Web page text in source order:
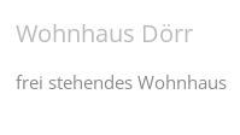
Wohnhaus Dörr
frei stehendes Wohnhaus